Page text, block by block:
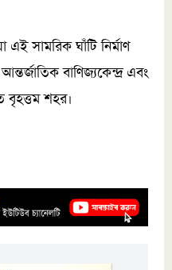
এই সামরিক ঘাঁটি নির্মাণ
বাণিজ্যকেন্দ্র এবং
বৃহত্তম শহর।